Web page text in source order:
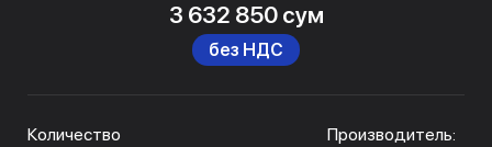
3 632 850 сум
без НДС
Количество
Производитель: